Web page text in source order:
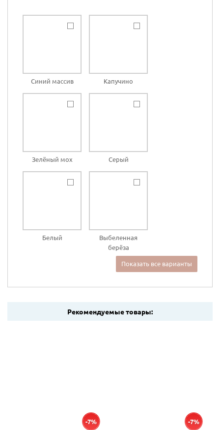
Синий массив Капучино
Зелёный мох Серый
Белый
Выбеленная
берёза
Показать все варианты
Рекомендуемые товары:
-7%
-7%